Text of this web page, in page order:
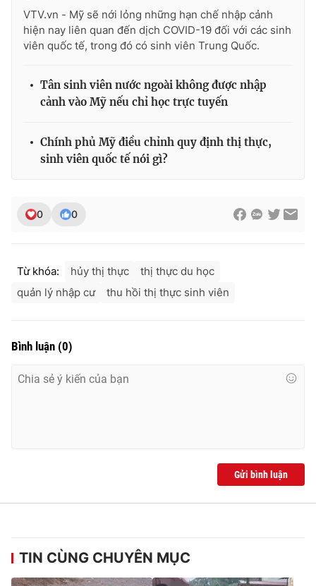
VTV.vn - Mỹ sẽ nới lỏng những hạn chế nhập cảnh
hiện nay liên quan đến dịch COVID-19 đối với các sinh
viên quốc tế, trong đó có sinh viên Trung Quốc.
Tân sinh viên nước ngoài không được nhập
cảnh vào Mỹ nếu chỉ học trực tuyến
Chính phủ Mỹ điều chỉnh quy định thị thực,
sinh viên quốc tế nói gì?
0 0
Từ khóa: hủy thị thực
thị thực du học
quản lý nhập cư
thu hồi thị thực sinh viên
Bình luận (0)
Gửi bình luận
TIN CÙNG CHUYÊN MỤC